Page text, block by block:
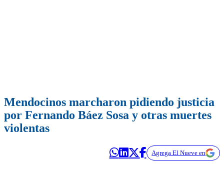
Mendocinos marcharon pidiendo justicia
por Fernando Báez Sosa y otras muertes
violentas
Agrega El Nueve en